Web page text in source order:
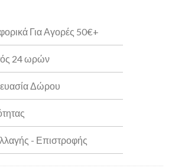
Για Αγορές 50€+
24 ωρών
Δώρου
- Επιστροφής